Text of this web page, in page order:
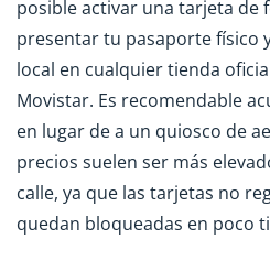
posible activar una tarjeta de
presentar tu pasaporte físico
local en cualquier tienda
Movistar. Es recomendable
en lugar de a un quiosco de
precios suelen ser más
calle, ya que las tarjetas no
quedan bloqueadas en poco